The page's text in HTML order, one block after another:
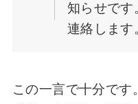
知らせです
連絡します
この一言で十分です